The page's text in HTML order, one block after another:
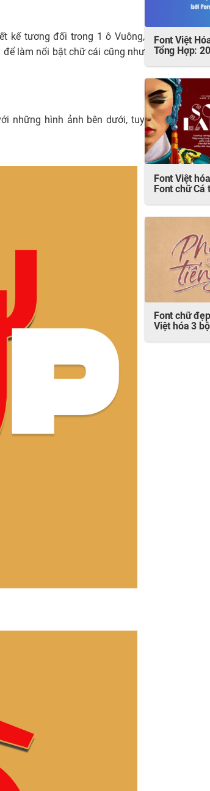
kế tương đối trong 1 ô Vuông,
làm nổi bật chữ cái cũng như
những hình ảnh bên dưới, tuy
Font Việt
Tổng Hợp:
Font Việt
Font chữ Cá
Font chữ
Việt hóa 3